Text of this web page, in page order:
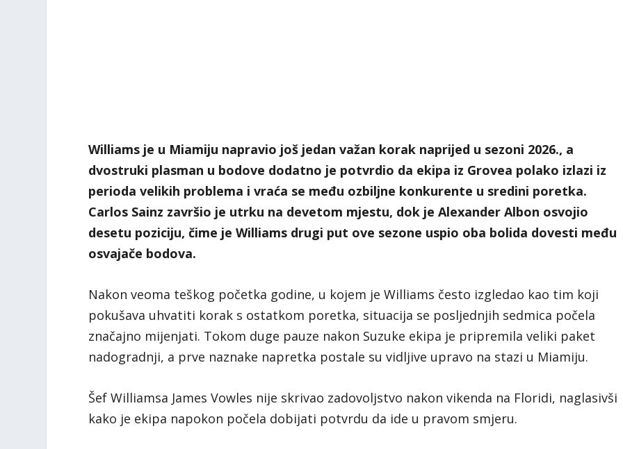
Williams je u Miamiju napravio još jedan važan korak naprijed u sezoni 2026., a
dvostruki plasman u bodove dodatno je potvrdio da ekipa iz Grovea polako izlazi iz
perioda velikih problema i vraća se među ozbiljne konkurente u sredini poretka.
Carlos Sainz završio je utrku na devetom mjestu, dok je Alexander Albon osvojio
desetu poziciju, čime je Williams drugi put ove sezone uspio oba bolida dovesti među
osvajače bodova.
Nakon veoma teškog početka godine, u kojem je Williams često izgledao kao tim koji
pokušava uhvatiti korak s ostatkom poretka, situacija se posljednjih sedmica počela
značajno mijenjati. Tokom duge pauze nakon Suzuke ekipa je pripremila veliki paket
nadogradnji, a prve naznake napretka postale su vidljive upravo na stazi u Miamiju.
Šef Williamsa James Vowles nije skrivao zadovoljstvo nakon vikenda na Floridi, naglasivši
kako je ekipa napokon počela dobijati potvrdu da ide u pravom smjeru.